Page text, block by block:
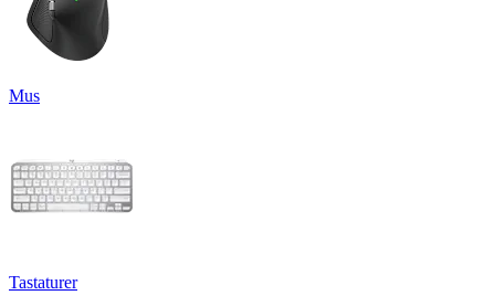
Mus
Tastaturer